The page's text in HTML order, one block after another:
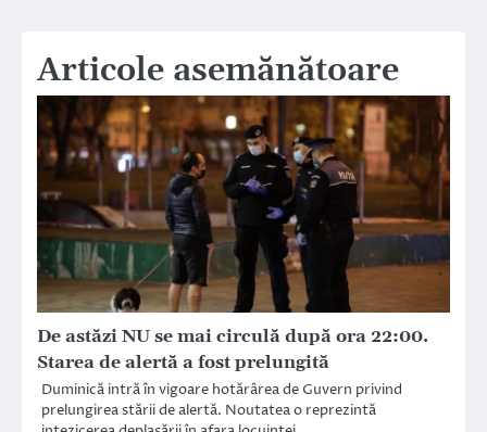
Articole asemănătoare
De astăzi NU se mai circulă după ora 22:00.
Starea de alertă a fost prelungită
Duminică intră în vigoare hotărârea de Guvern privind
prelungirea stării de alertă. Noutatea o reprezintă